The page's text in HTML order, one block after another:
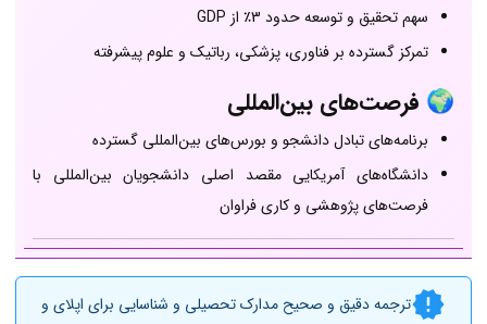
سهم تحقیق و توسعه حدود 3٪ از GDP
تمرکز گسترده بر فناوری، پزشکی، رباتیک و علوم پیشرفته
🌍 فرصت‌های بین‌المللی
برنامه‌های تبادل دانشجو و بورس‌های بین‌المللی گسترده
دانشگاه‌های آمریکایی مقصد اصلی دانشجویان بین‌المللی با
فرصت‌های پژوهشی و کاری فراوان
ترجمه دقیق و صحیح مدارک تحصیلی و شناسایی برای اپلای و